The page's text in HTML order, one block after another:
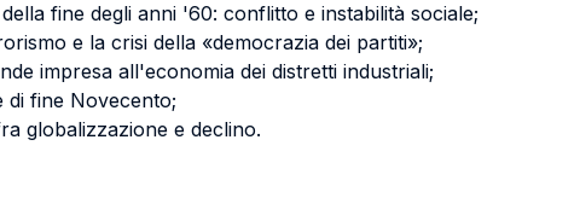
fine degli anni '60: conflitto e instabilità sociale;
e la crisi della «democrazia dei partiti»;
impresa all'economia dei distretti industriali;
di fine Novecento;
globalizzazione e declino.